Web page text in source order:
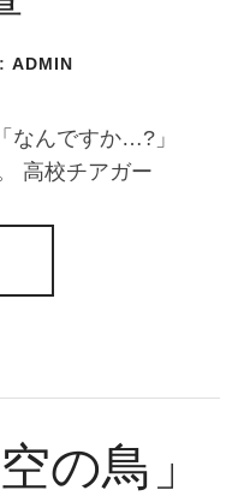
ADMIN
「なんですか…?」
高校チアガー
の鳥」